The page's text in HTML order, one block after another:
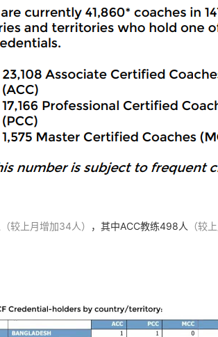
（较上月增加34人） ，其中ACC教练498人 （较 上